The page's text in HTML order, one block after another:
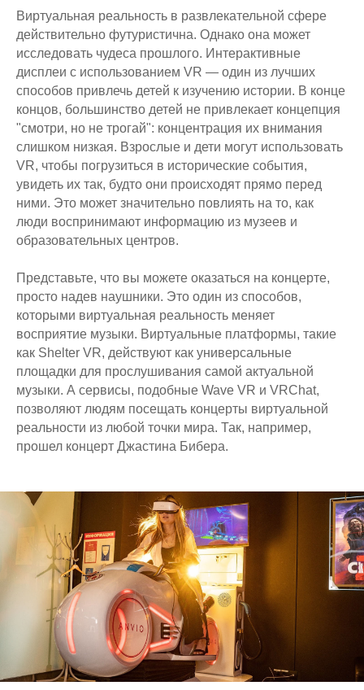
Виртуальная реальность в развлекательной сфере
действительно футуристична. Однако она может
исследовать чудеса прошлого. Интерактивные
дисплеи с использованием VR — один из лучших
способов привлечь детей к изучению истории. В конце
концов, большинство детей не привлекает концепция
"смотри, но не трогай": концентрация их внимания
слишком низкая. Взрослые и дети могут использовать
VR, чтобы погрузиться в исторические события,
увидеть их так, будто они происходят прямо перед
ними. Это может значительно повлиять на то, как
люди воспринимают информацию из музеев и
образовательных центров.
Представьте, что вы можете оказаться на концерте,
просто надев наушники. Это один из способов,
которыми виртуальная реальность меняет
восприятие музыки. Виртуальные платформы, такие
как Shelter VR, действуют как универсальные
площадки для прослушивания самой актуальной
музыки. А сервисы, подобные Wave VR и VRChat,
позволяют людям посещать концерты виртуальной
реальности из любой точки мира. Так, например,
прошел концерт Джастина Бибера.